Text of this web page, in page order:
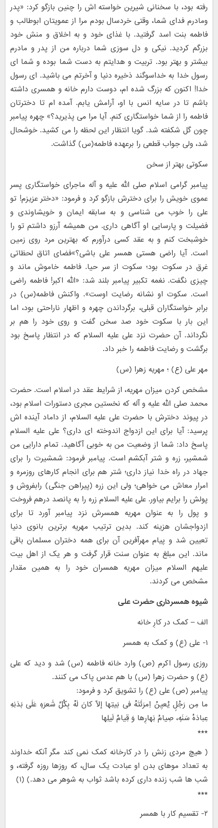
رفته بود، با سخنانی شیرین خواسته اش را چنین بازگو کرد: «پدر
ومادرم فدای شما، وقتی خردسال بودم مرا از عمویتان ابوطالب و
فاطمه بنت اسد گرفتید. با غذای خود و به اخلاق و منش خود
بزرگم کردید. نیکی و دل سوزی شما درباره من از پدر و مادرم
بیشتر و بهتر بود. تربیت و هدایتم به دست شما بوده و شما ای
رسول خدا به خداسوگند ذخیره دنیا و آخرتم می باشید. ای رسول
خدا! اکنون که بزرگ شده ام، دوست دارم خانه و همسری داشته
باشم تا در سایه انس با او، آرامش یابم. آمده ام تا دخترتان
فاطمه را از شما خواستگاری کنم. آیا مرا می پذیرید؟» چهره پیامبر
چون گل شکفته شد. گویا انتظار این لحظه را می کشید. خوشحال
شد، ولی جواب قطعی را برعهده فاطمه(س) گذاشت.
سکوتی بهتر از سخن
پیامبر گرامی اسلام صلی الله علیه و آله ماجرای خواستگاری پسر
عموی خویش را برای دخترش بازگو کرد و فرمود: «دختر عزیزم! تو
علی را خوب می شناسی و به سابقه ایمان و خویشاوندی و
فضیلت و پارسایی او آگاهی داری. من همیشه آرزو داشتم تو را
خوشبخت کنم و به عقد کسی درآورم که بهترین مرد روی زمین
است. آیا راضی هستی همسر علی باشی؟»فضای اتاق لحظاتی
غرق در سکوت بود؛ سکوت از سر حیا. فاطمه خاموش ماند و
چیزی نگفت. نغمه تکبیر پیامبر بلند شد: «اللّه اکبر! فاطمه راضی
است. سکوت او نشانه رضایت اوست». واکنش فاطمه(س) در
برابر خواستگاران قبلی، برگرداندن چهره و اظهار ناراحتی بود، اما
این بار با سکوت خود صد سخن گفت و روی خود را هم بر
نگرداند. آن حضرت نزد علی علیه السلام که در انتظار پاسخ بود
برگشت و رضایت فاطمه را خبر داد.
مهر علی (ع) ؛ مهریه زهرا (س)
مشخص کردن میزان مهریه، از شرایط عقد در اسلام است. حضرت
محمد صلی الله علیه و آله که نخستین مجری دستورات اسلام بود،
در پیوند دخترش با حضرت علی علیه السلام، از داماد آینده اش
پرسید: آیا برای این ازدواج اندوخته ای داری؟ علی علیه السلام
پاسخ داد: شما از وضعیت من به خوبی آگاهید. تمام دارایی من
شمشیر، زره و شتر آبکشم است. پیامبر فرمود: شمشیرت را برای
جهاد در راه خدا نیاز داری؛ شتر هم برای انجام کارهای روزمره و
امرار معاش می خواهی؛ ولی این زره (پیراهن جنگی) رابفروش و
پولش را برایم بیاور. علی علیه السلام زره را به پانصد درهم فروخت
و پول را به عنوان مهریه همسرش نزد پیامبر آورد تا برای
ازدواجشان هزینه کند. بدین ترتیب مهریه برترین بانوی دنیا
تعیین شد و پیام مهرآفرین آن برای همه دختران مسلمان باقی
ماند. این مبلغ به عنوان سنت قرار گرفت و هر یک از اهل بیت
علیهم السلام میزان مهریه همسران خود را به همین مقدار
مشخص می کردند.
شیوه همسرداری حضرت علی
الف – کمک در کارِ خانه
۱- علی (ع) و کمک به همسر
روزی رسول اکرم (ص) وارد خانه فاطمه (س) شد و دید که علی
(ع) و حضرت زهرا (س) با هم عدس پاک می کنند.
پیامبر (ص) علی (ع) را تشویق کرد و فرمود:
ما مِن رَجُلٍ یُعیِنُ اِمرَئَتَهُ فی بَیتِها إلّا کانَ لَهُ بِکُلِّ شَعرَهٍ عَلَی بَدَنِهِ
عِبادَهُ سَنَهٍ، صِیامُ نِهارِها وَ قِیامُ لَیلِها
***
( هیچ مردی زنش را در کارخانه کمک نمی کند مگر آنکه خداوند
به تعداد موهای بدن او عبادت یک سال، که روزها روزه گرفته، و
شب ها شب زنده داری کرده باشد ثواب به شوهر می دهد.) (۱)
***
۲- تقسیم کار با همسر